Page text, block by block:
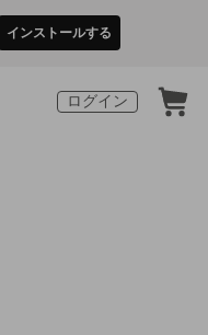
インストールする
ログイン